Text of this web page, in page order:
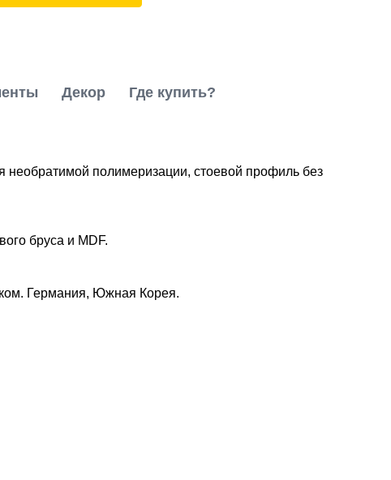
Декор Где купить?
необратимой полимеризации, стоевой профиль без
бруса и MDF.
Германия, Южная Корея.